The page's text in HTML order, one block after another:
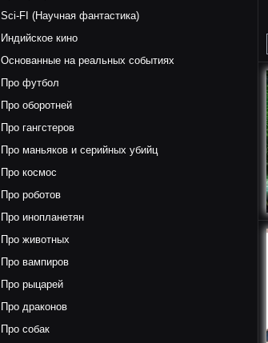
Sci-FI (Научная фантастика)
Индийское кино
Основанные на реальных событиях
Про футбол
Про оборотней
Про гангстеров
Про маньяков и серийных убийц
Про космос
Про роботов
Про инопланетян
Про животных
Про вампиров
Про рыцарей
Про драконов
Про собак